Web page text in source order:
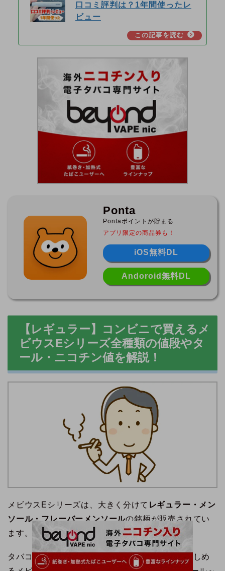
口コミ評判は？1年間使ったレ
ビュー
Ponta
Pontaポイントが貯まる
アプリ限定の商品券も！
iOS無料DL
Andoroid無料DL
【レギュラー】コンビニで買えるメ
ビウスEシリーズ全種類の値段やタ
ール・ニコチン値を解説！
メビウスEシリーズは、大きく分けて レギュラー・メン
ソール・フレーバーメンソールの銘柄が販売されてい
ます。
タバコ葉本来の深みのあるコクと濃厚な香りが楽しめ